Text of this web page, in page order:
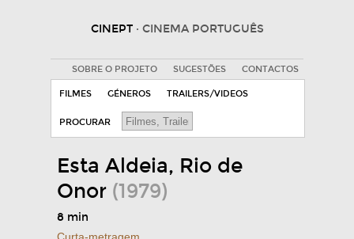
CINEPT · CINEMA PORTUGUÊS
SOBRE O PROJETO SUGESTÕES CONTACTOS
FILMES GÉNEROS TRAILERS/VIDEOS
PROCURAR
Esta Aldeia, Rio de
Onor (1979)
8 min